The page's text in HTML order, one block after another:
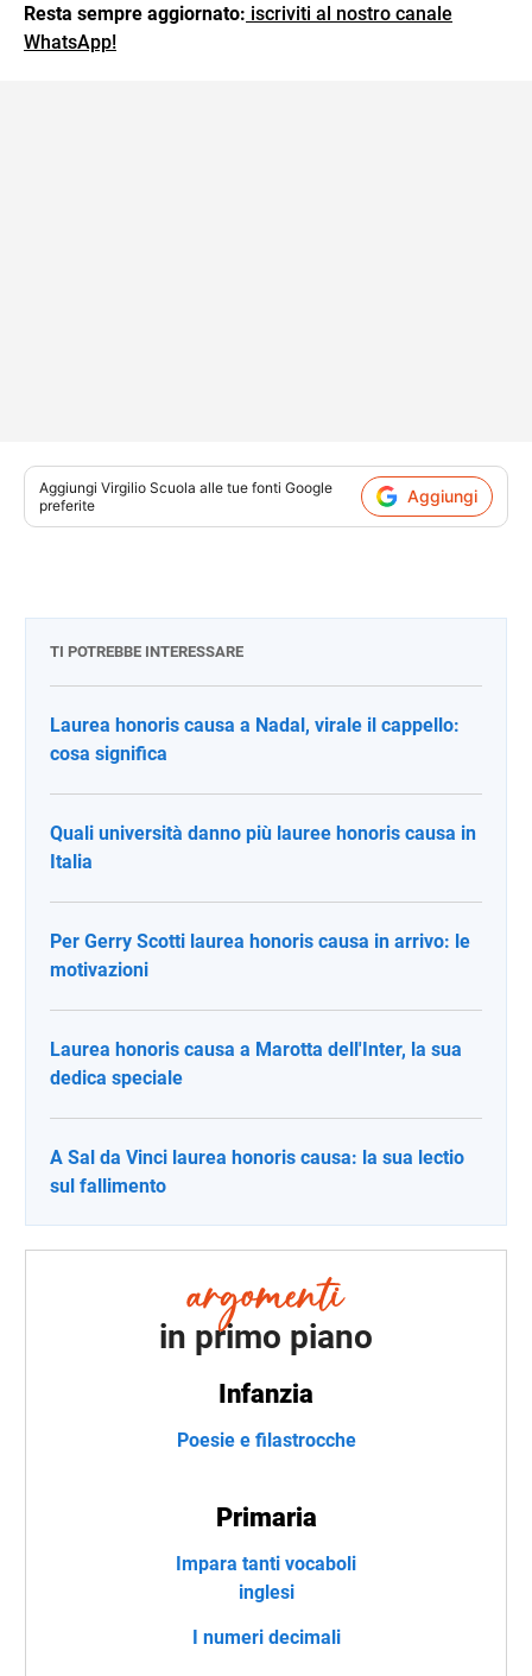
Resta sempre aggiornato: iscriviti al nostro canale
WhatsApp!
Aggiungi Virgilio Scuola alle tue fonti Google
preferite
Aggiungi
TI POTREBBE INTERESSARE
Laurea honoris causa a Nadal, virale il cappello:
cosa significa
Quali università danno più lauree honoris causa in
Italia
Per Gerry Scotti laurea honoris causa in arrivo: le
motivazioni
Laurea honoris causa a Marotta dell'Inter, la sua
dedica speciale
A Sal da Vinci laurea honoris causa: la sua lectio
sul fallimento
in primo piano
Infanzia
Poesie e filastrocche
Primaria
Impara tanti vocaboli
inglesi
I numeri decimali